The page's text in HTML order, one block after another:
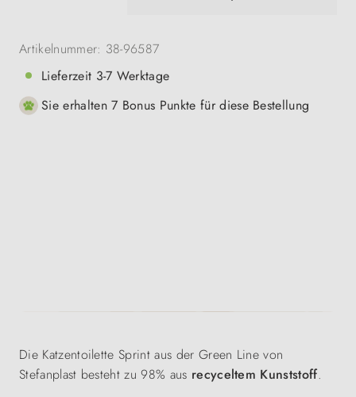
Artikelnummer: 38-96587
Lieferzeit 3-7 Werktage
Sie erhalten 7 Bonus Punkte für diese Bestellung
Die Katzentoilette Sprint aus der Green Line von
Stefanplast besteht zu 98% aus recyceltem Kunststoff.